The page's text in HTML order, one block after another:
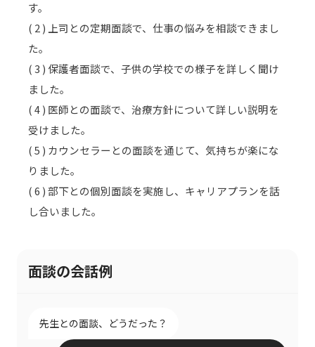
す。
( 2 ) 上司との定期面談で、仕事の悩みを相談できまし
た。
( 3 ) 保護者面談で、子供の学校での様子を詳しく聞け
ました。
( 4 ) 医師との面談で、治療方針について詳しい説明を
受けました。
( 5 ) カウンセラーとの面談を通じて、気持ちが楽にな
りました。
( 6 ) 部下との個別面談を実施し、キャリアプランを話
し合いました。
面談の会話例
先生との面談、どうだった？